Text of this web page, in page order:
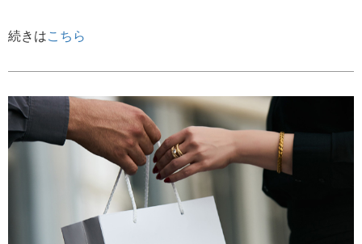
続きはこちら